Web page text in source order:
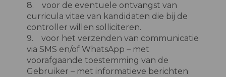
8. voor de eventuele ontvangst van
curricula vitae van kandidaten die bij de
controller willen solliciteren.
9. voor het verzenden van communicatie
via SMS en/of WhatsApp – met
voorafgaande toestemming van de
Gebruiker – met informatieve berichten